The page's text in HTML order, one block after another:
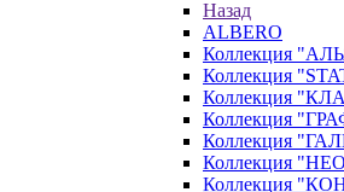
Назад
ALBERO
Коллекция
Коллекция
Коллекция
Коллекция
Коллекция
Коллекция
Коллекция